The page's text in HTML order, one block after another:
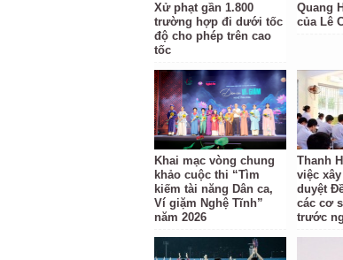
Xử phạt gần 1.800
trường hợp đi dưới tốc
độ cho phép trên cao
tốc
Quang
của Lê
Khai mạc vòng chung
khảo cuộc thi “Tìm
kiếm tài năng Dân ca,
Ví giặm Nghệ Tĩnh”
năm 2026
Thanh
việc
duyệt
các cơ
trước